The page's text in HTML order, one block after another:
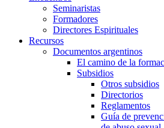
Seminaristas
Formadores
Directores Espirituales
Recursos
Documentos argentinos
El camino de la
Subsidios
Otros subsidios
Directorios
Reglamentos
Guía de